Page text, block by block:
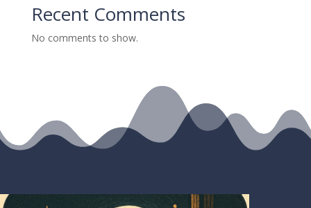
Recent Comments
No comments to show.